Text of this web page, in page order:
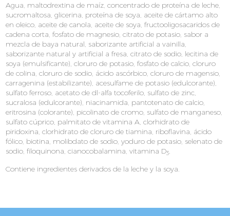
Agua, maltodrextina de maíz, concentrado de proteína de leche,
sucromaltosa, glicerina, proteína de soya, aceite de cártamo alto
en oleico, aceite de canola, aceite de soya, fructooligosacaridos de
cadena corta, fosfato de magnesio, citrato de potasio, sabor a
mezcla de baya natural, saborizante artificial a vainilla,
saborizante natural y artificial a fresa, citrato de sodio, lecitina de
soya (emulsificante), cloruro de potasio, fosfato de calcio, cloruro
de colina, cloruro de sodio, ácido ascórbico, cloruro de magensio,
carragenina (estabilizante), acesulfame de potasio (edulcorante),
sulfato ferroso, acetato de dl-alfa tocoferilo, sulfato de zinc,
sucralosa (edulcorante), niacinamida, pantotenato de calcio,
eritrosina (colorante), picolinato de cromo, sulfato de manganeso,
sulfato cúprico, palmitato de vitamina A, clorhidrato de
piridoxina, clorhidrato de cloruro de tiamina, riboflavina, ácido
fólico, biotina, molibdato de sodio, yoduro de potasio, selenato de
sodio, filoquinona, cianocobalamina, vitamina D3.
Contiene ingredientes derivados de la leche y la soya.